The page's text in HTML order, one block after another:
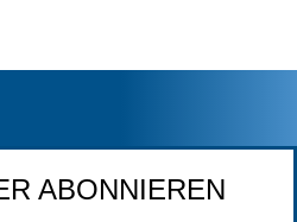
ABONNIEREN